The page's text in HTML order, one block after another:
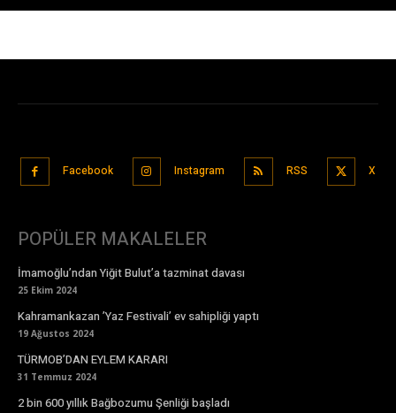
Facebook Instagram RSS X
POPÜLER MAKALELER
İmamoğlu’ndan Yiğit Bulut’a tazminat davası
25 Ekim 2024
Kahramankazan ’Yaz Festivali’ ev sahipliği yaptı
19 Ağustos 2024
TÜRMOB’DAN EYLEM KARARI
31 Temmuz 2024
2 bin 600 yıllık Bağbozumu Şenliği başladı